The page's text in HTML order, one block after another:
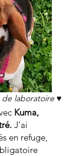
laboratoire ♥
Kuma,
J'ai
en refuge,